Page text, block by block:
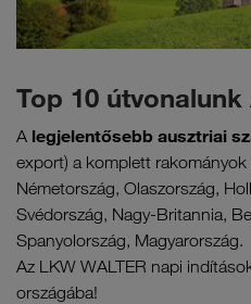
Top 10
A legjelentősebb ausztriai
export) a komplett rakományok
Németország, Olaszország,
Svédország, Nagy-Britannia,
Spanyolország, Magyarország.
Az LKW WALTER napi
országába!